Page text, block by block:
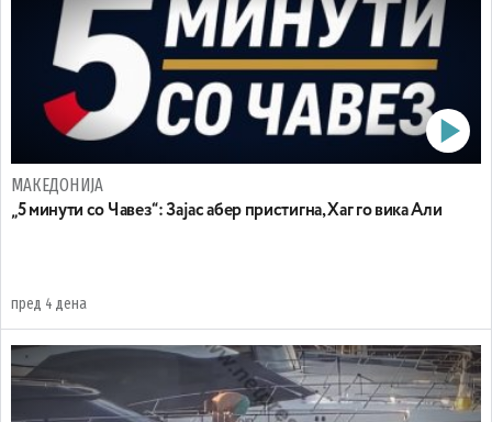
МАКЕДОНИЈА
„5 минути со Чавез“: Зајас абер пристигна, Хаг го вика Али
пред 4 дена